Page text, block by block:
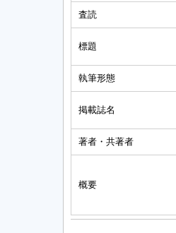
査読
標題
執筆形態
掲載誌名
著者・共著者
概要